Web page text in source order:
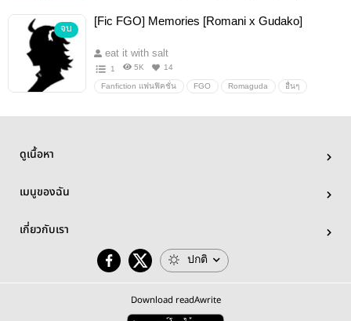
จบ
[Fic FGO] Memories [Romani x Gudako]
eat it with salt
1 5K 14
Fanfiction แฟนฟิคชั่น FGO Romaguda อื่นๆ
ดูเนื้อหา
เมนูของฉัน
เกี่ยวกับเรา
ปกติ
Download readAwrite